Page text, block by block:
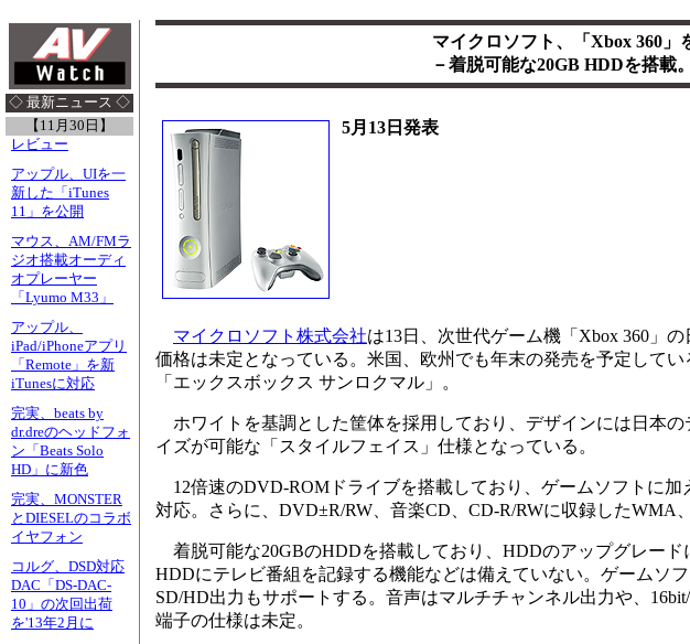
◇ 最新ニュース ◇
【11月30日】
レビュー
アップル、UIを一
新した「iTunes
11」を公開
マウス、AM/FMラ
ジオ搭載オーディ
オプレーヤー
「Lyumo M33」
アップル、
iPad/iPhoneアプリ
「Remote」を新
iTunesに対応
完実、beats by
dr.dreのヘッドフォ
ン「Beats Solo
HD」に新色
完実、MONSTER
とDIESELのコラボ
イヤフォン
コルグ、DSD対応
DAC「DS-DAC-
10」の次回出荷
を'13年2月に
マイクロソフト、「Xbox 360」
－着脱可能な20GB HDDを搭載
5月13日発表
マイクロソフト株式会社は13日、次世代ゲーム機「Xbox 360」
価格は未定となっている。米国、欧州でも年末の発売を予定して
「エックスボックス サンロクマル」。
ホワイトを基調とした筐体を採用しており、デザインには日本
イズが可能な「スタイルフェイス」仕様となっている。
12倍速のDVD-ROMドライブを搭載しており、ゲームソフトに
対応。さらに、DVD±R/RW、音楽CD、CD-R/RWに収録したWMA
着脱可能な20GBのHDDを搭載しており、HDDのアップグレー
HDDにテレビ番組を記録する機能などは備えていない。ゲームソ
SD/HD出力もサポートする。音声はマルチチャンネル出力や、
端子の仕様は未定。